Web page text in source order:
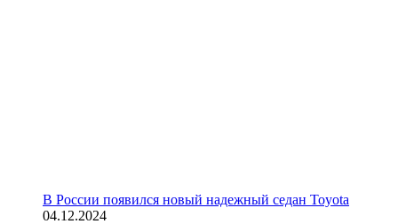
В России появился новый надежный седан Toyota
04.12.2024